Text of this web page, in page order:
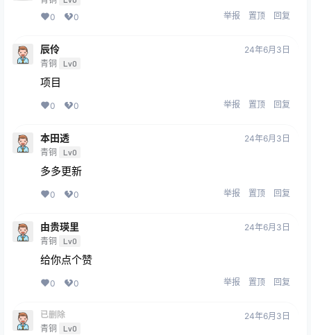
0
0 举报 置顶 回复
辰伶
青铜 Lv0
24年6月3日
项目
0 0 举报 置顶 回复
本田透
青铜 Lv0
24年6月3日
多多更新
0 0 举报 置顶 回复
由贵瑛里
青铜 Lv0
24年6月3日
给你点个赞
0 0 举报 置顶 回复
已删除
青铜
Lv0
24年6月3日